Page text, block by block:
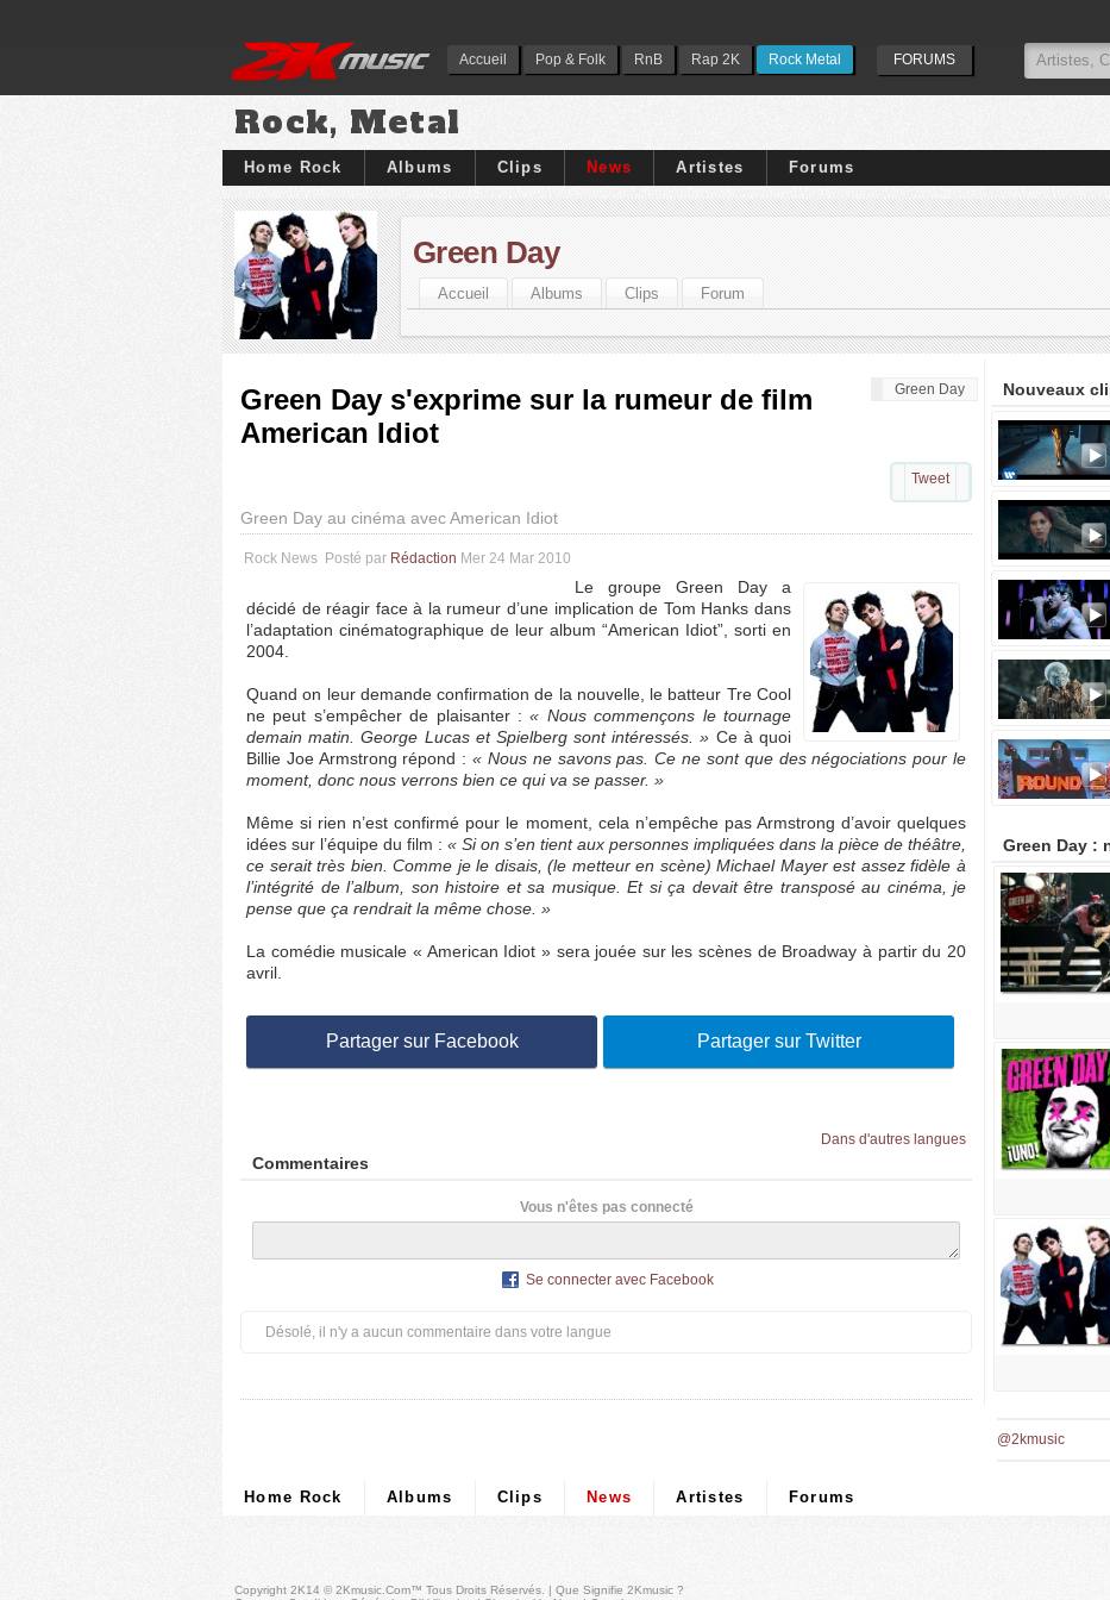
Accueil Pop & Folk RnB Rap 2K Rock Metal FORUMS
Rock, Metal
Home Rock Albums Clips News Artistes Forums
Green Day
Accueil Albums Clips Forum
Green Day
Green Day s'exprime sur la rumeur de film
American Idiot
Tweet
Green Day au cinéma avec American Idiot
Rock News Posté par Rédaction Mer 24 Mar 2010
Le groupe Green Day a
décidé de réagir face à la rumeur d’une implication de Tom Hanks dans
l’adaptation cinématographique de leur album “American Idiot”, sorti en
2004.
Quand on leur demande confirmation de la nouvelle, le batteur Tre Cool
ne peut s’empêcher de plaisanter :« Nous commençons le tournage
demain matin. George Lucas et Spielberg sont intéressés. » Ce à quoi
Billie Joe Armstrong répond :« Nous ne savons pas. Ce ne sont que des négociations pour le
moment, donc nous verrons bien ce qui va se passer. »
Même si rien n’est confirmé pour le moment, cela n’empêche pas Armstrong d’avoir quelques
idées sur l’équipe du film : « Si on s’en tient aux personnes impliquées dans la pièce de théâtre,
ce serait très bien. Comme je le disais, (le metteur en scène) Michael Mayer est assez fidèle à
l’intégrité de l’album, son histoire et sa musique. Et si ça devait être transposé au cinéma, je
pense que ça rendrait la même chose. »
La comédie musicale « American Idiot » sera jouée sur les scènes de Broadway à partir du 20
avril.
Partager sur Facebook Partager sur Twitter
Dans d'autres langues
Commentaires
Vous n'êtes pas connecté
Se connecter avec Facebook
Désolé, il n'y a aucun commentaire dans votre langue
Nouveaux
Green Day :
@2kmusic
Home Rock Albums Clips News Artistes Forums
Copyright 2K14 © 2Kmusic.com™ Tous Droits Réservés . | Que Signifie 2Kmusic ?